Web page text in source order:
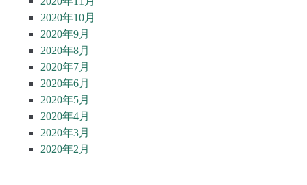
2020年10月
2020年9月
2020年8月
2020年7月
2020年6月
2020年5月
2020年4月
2020年3月
2020年2月